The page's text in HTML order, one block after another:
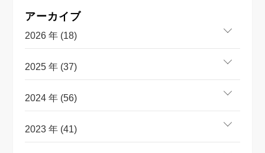
アーカイブ
2026 年 (18)
2025 年 (37)
2024 年 (56)
2023 年 (41)